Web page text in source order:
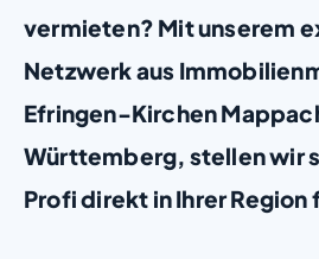
vermieten? Mit unserem
Netzwerk aus
Efringen-Kirchen
Württemberg, stellen wir
Profi direkt in Ihrer Region